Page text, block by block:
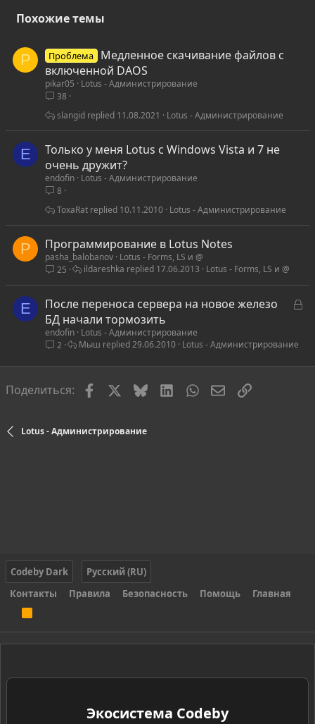
Похожие темы
P Проблема
Медленное скачивание файлов с
включенной DAOS
pikar05
Lotus - Администрирование
38
Lotus - Администрирование
11.08.2021
slangid
E
Только у меня Lotus с Windows Vista и 7 не
очень дружит?
endofin Lotus - Администрирование
8
Lotus - Администрирование
10.11.2010
ToxaRat
P Программирование в Lotus Notes
pasha_balobanov Lotus - Forms, LS и @
25
Lotus - Forms, LS и @
17.06.2013
ildareshka
E
З
ы
После переноса сервера на новое железо
БД начали тормозить
endofin Lotus - Администрирование
2
Lotus - Администрирование
29.06.2010
Мыш
Поделиться: FacebookBlueskyLinkedInWhatsAppЭлектронная
Ссылка
Lotus - Администрирование
Codeby Dark
Русский (RU)
Контакты
Правила Безопасность Помощь Главная
S
Экосистема Codeby